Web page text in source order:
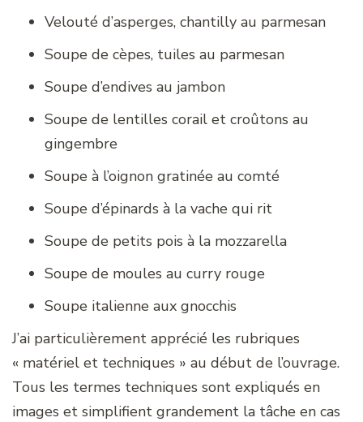
Velouté d’asperges, chantilly au parmesan
Soupe de cèpes, tuiles au parmesan
Soupe d’endives au jambon
Soupe de lentilles corail et croûtons au
gingembre
Soupe à l’oignon gratinée au comté
Soupe d’épinards à la vache qui rit
Soupe de petits pois à la mozzarella
Soupe de moules au curry rouge
Soupe italienne aux gnocchis
J’ai particulièrement apprécié les rubriques
« matériel et techniques » au début de l’ouvrage.
Tous les termes techniques sont expliqués en
images et simplifient grandement la tâche en cas